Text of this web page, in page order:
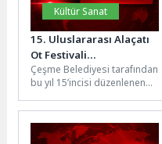
Kültür Sanat
15. Uluslararası Alaçatı
Ot Festivali
Sürdürülebilir Tarım
Proje Yarışması’nda ön
değerlendirme
Çeşme Belediyesi tarafından
bu yıl 15’incisi düzenlenen
Festivali kapsamında
gerçekleştirilen
“Sürdürülebilir Tarım...